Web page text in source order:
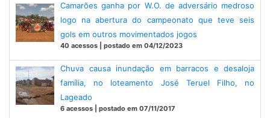
Camarões ganha por W.O. de adversário medroso
logo na abertura do campeonato que teve seis
gols em outros movimentados jogos
40 acessos | postado em 04/12/2023
Chuva causa inundação em barracos e desaloja
família, no loteamento José Teruel Filho, no
Lageado
6 acessos | postado em 07/11/2017